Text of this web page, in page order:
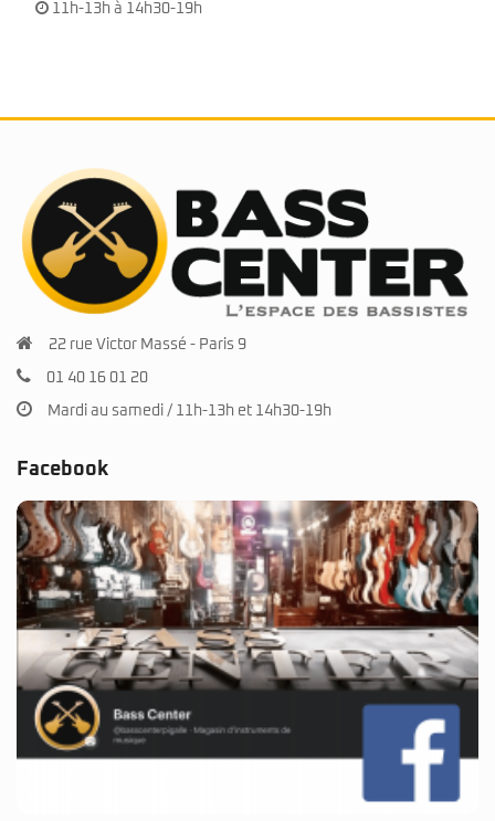
11h-13h à 14h30-19h
22 rue Victor Massé - Paris 9
01 40 16 01 20
Mardi au samedi / 11h-13h et 14h30-19h
Facebook